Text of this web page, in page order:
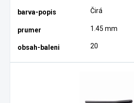
Čirá
1.45 mm
20